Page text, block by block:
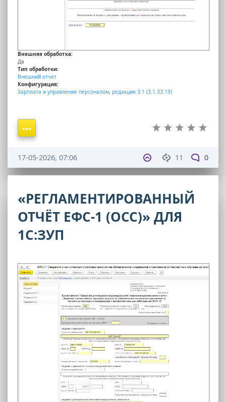
Внешняя обработка:
Да
Тип обработки:
Внешний отчет
Конфигурация:
Зарплата и управление персоналом, редакция 3.1 (3.1.33.19)
11 0
17-05-2026, 07:06
«РЕГЛАМЕНТИРОВАННЫЙ
ОТЧЁТ ЕФС-1 (ОСС)» ДЛЯ
1С:ЗУП